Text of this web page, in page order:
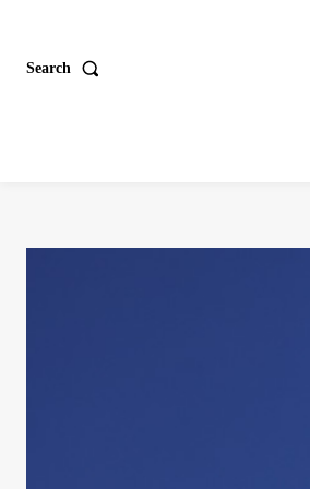
Search